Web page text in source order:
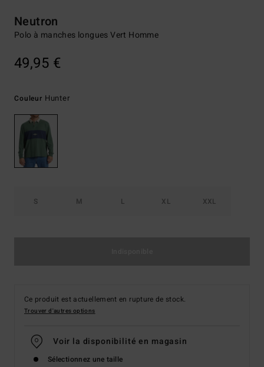
Neutron
Polo à manches longues Vert Homme
49,95 €
Couleur Hunter
S M L XL XXL
Ce produit est actuellement en rupture de stock.
Trouver d'autres options
Voir la disponibilité en magasin
Sélectionnez une taille